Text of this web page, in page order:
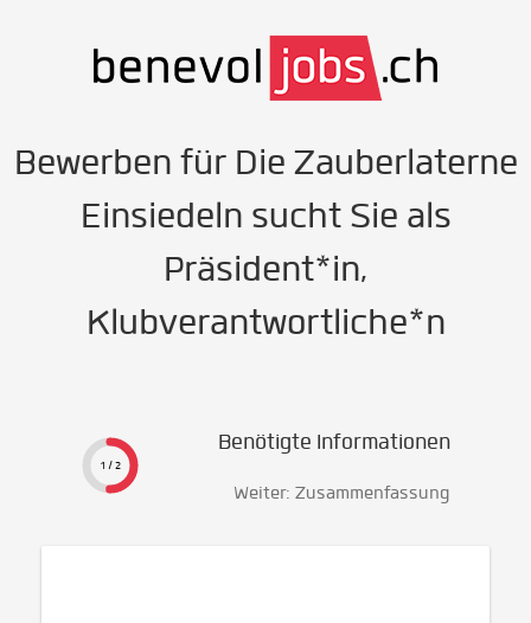
Bewerben für Die Zauberlaterne
Einsiedeln sucht Sie als
Präsident*in,
Klubverantwortliche*n
1 / 2
Benötigte Informationen
Weiter: Zusammenfassung